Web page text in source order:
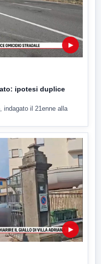
▶
ipotesi duplice
indagato il 21enne alla
▶